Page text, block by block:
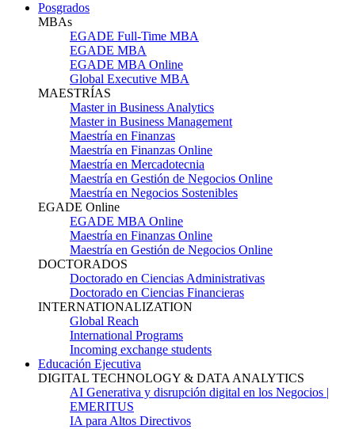
Posgrados
MBAs
EGADE Full-Time MBA
EGADE MBA
EGADE MBA Online
Global Executive MBA
MAESTRÍAS
Master in Business Analytics
Master in Business Management
Maestría en Finanzas
Maestría en Finanzas Online
Maestría en Mercadotecnia
Maestría en Gestión de Negocios Online
Maestría en Negocios Sostenibles
EGADE Online
EGADE MBA Online
Maestría en Finanzas Online
Maestría en Gestión de Negocios Online
DOCTORADOS
Doctorado en Ciencias Administrativas
Doctorado en Ciencias Financieras
INTERNATIONALIZATION
Global Reach
International Programs
Incoming exchange students
Educación Ejecutiva
DIGITAL TECHNOLOGY & DATA ANALYTICS
AI Generativa y disrupción digital en los Negocios |
EMERITUS
IA para Altos Directivos